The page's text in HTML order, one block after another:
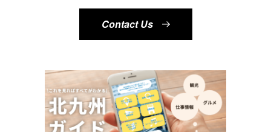
Contact Us